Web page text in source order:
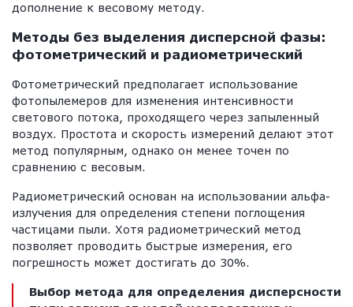
дополнение к весовому методу.
Методы без выделения дисперсной фазы:
фотометрический и радиометрический
Фотометрический предполагает использование
фотопылемеров для изменения интенсивности
светового потока, проходящего через запыленный
воздух. Простота и скорость измерений делают этот
метод популярным, однако он менее точен по
сравнению с весовым.
Радиометрический основан на использовании альфа-
излучения для определения степени поглощения
частицами пыли. Хотя радиометрический метод
позволяет проводить быстрые измерения, его
погрешность может достигать до 30%.
Выбор метода для определения дисперсности